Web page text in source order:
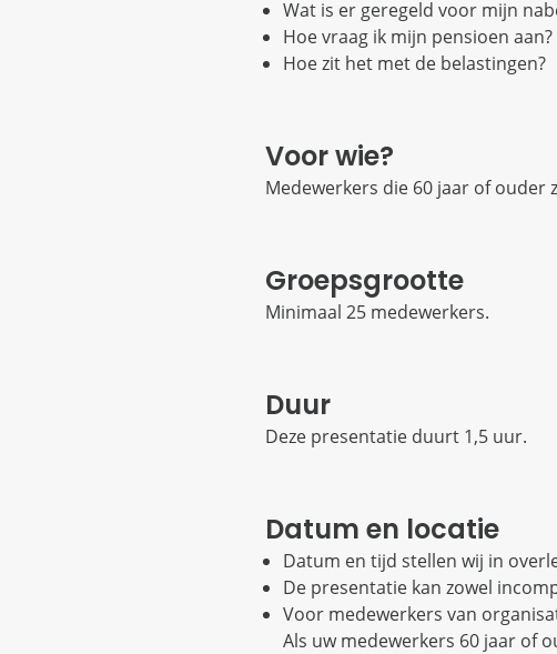
Wat is er geregeld voor mijn
Hoe vraag ik mijn pensioen aan?
Hoe zit het met de belastingen?
Voor wie?
Medewerkers die 60 jaar of ouder
Groepsgrootte
Minimaal 25 medewerkers.
Duur
Deze presentatie duurt 1,5 uur.
Datum en locatie
Datum en tijd stellen wij in
De presentatie kan zowel
Voor medewerkers van
Als uw medewerkers 60 jaar of